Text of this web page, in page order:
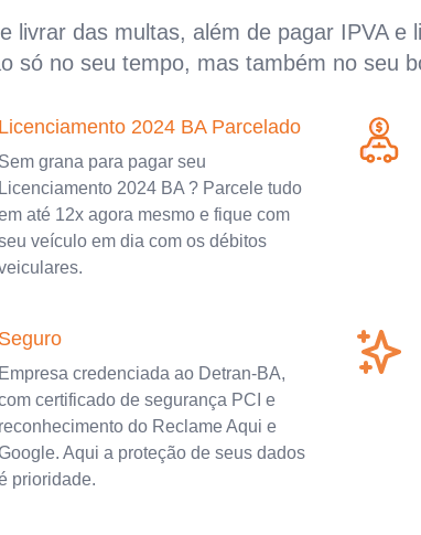
livrar das multas, além de pagar IPVA e
só no seu tempo, mas também no seu
Licenciamento 2024 BA Parcelado
Sem grana para pagar seu
Licenciamento 2024 BA ? Parcele tudo
até 12x agora mesmo e fique com
veículo em dia com os débitos
Seguro
Empresa credenciada ao Detran-BA,
certificado de segurança PCI e
reconhecimento do Reclame Aqui e
Google. Aqui a proteção de seus dados
prioridade.